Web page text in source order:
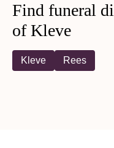
Find funeral
of Kleve
Kleve Rees